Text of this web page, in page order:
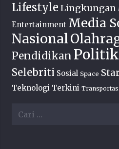
Lifestyle Lingkungan
Entertainment Media
Nasional
Pendidikan Politik
Selebriti Sosial Space
Teknologi Terkini
Cari